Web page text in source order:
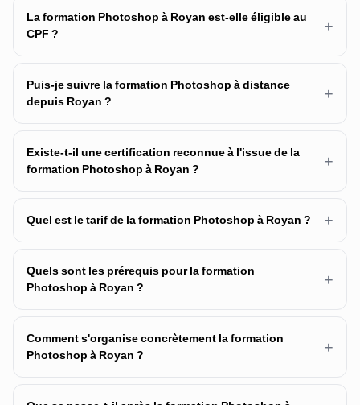
La formation Photoshop à Royan est-elle éligible au
CPF ?
+
Puis-je suivre la formation Photoshop à distance
depuis Royan ?
+
Existe-t-il une certification reconnue à l'issue de la
formation Photoshop à Royan ?
+
Quel est le tarif de la formation Photoshop à Royan ? +
Quels sont les prérequis pour la formation
Photoshop à Royan ?
+
Comment s'organise concrètement la formation
Photoshop à Royan ?
+